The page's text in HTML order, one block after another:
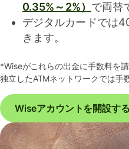
0.35%～2%） で両替
デジタルカードでは
きます。
*Wiseがこれらの出金に手数料を
独立したATMネットワークでは手
Wiseアカウントを開設する